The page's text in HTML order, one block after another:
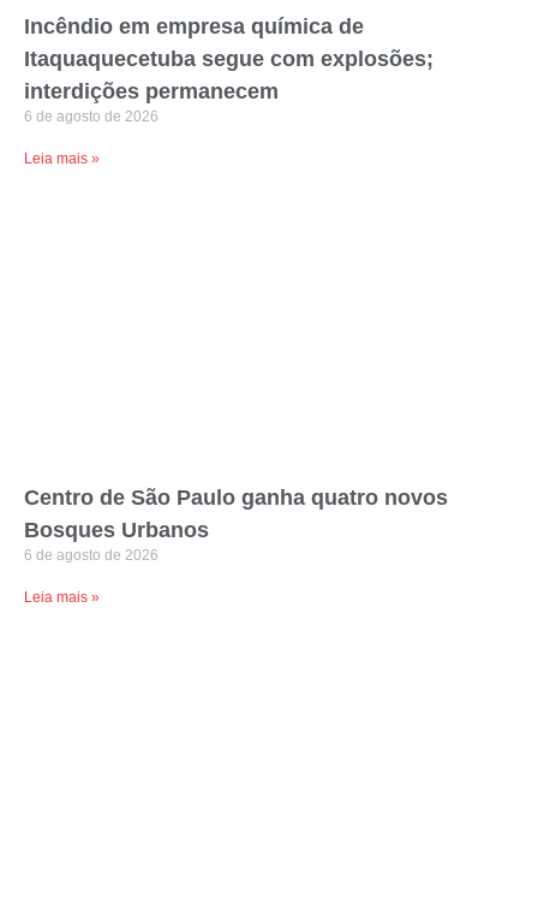
Incêndio em empresa química de
Itaquaquecetuba segue com explosões;
interdições permanecem
6 de agosto de 2026
Leia mais »
Centro de São Paulo ganha quatro novos
Bosques Urbanos
6 de agosto de 2026
Leia mais »